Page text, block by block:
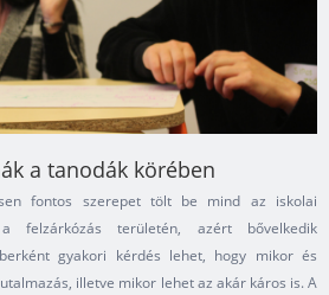
a tanodák körében
fontos szerepet tölt be mind az iskolai
felzárkózás területén, azért bővelkedik
gyakori kérdés lehet, hogy mikor és
illetve mikor lehet az akár káros is. A